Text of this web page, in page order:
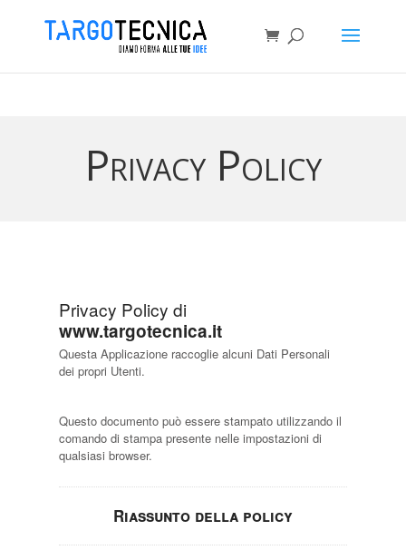
Privacy Policy
Privacy Policy di
www.targotecnica.it
Questa Applicazione raccoglie alcuni Dati Personali
dei propri Utenti.
Questo documento può essere stampato utilizzando il
comando di stampa presente nelle impostazioni di
qualsiasi browser.
Riassunto della policy